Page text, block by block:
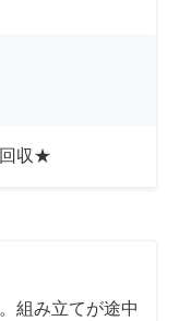
収★
組み立てが途中